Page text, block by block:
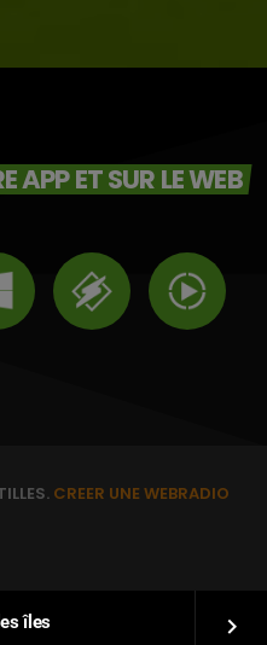
îles keyboard_arrow_right
APP ET SUR LE WEB
CREER UNE WEBRADIO